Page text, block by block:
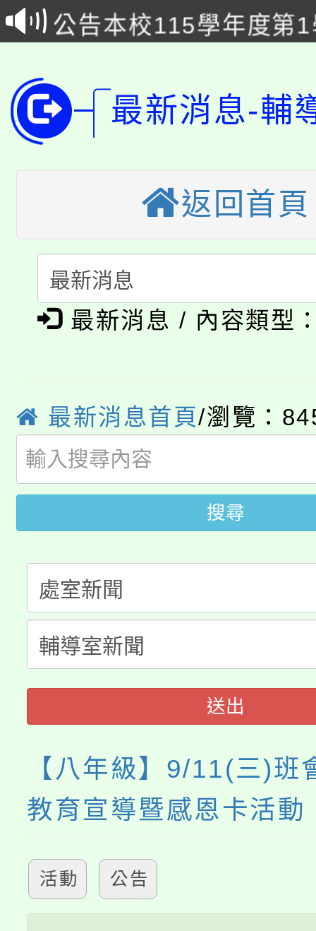
生本土語及新住民語歌
公告本校115學年度第
公告本校115學年度第
代理(課)教師甄選結果(
轉知中國文化大學推廣
《TA101》溝通分析基
程，歡迎學生輔導中心
心理、諮商輔導、社會
系所師生報名參加。
轉知苗栗縣政府辦理
門員」簡章及活動海報
踴躍報名參加。
「桃園市補助參觀特色
115年度「教育部表揚
義教育推展貢獻獎」
「2026 ART TAIPEI臺
博覽會」之「藝術教育
「2026金融保險知識
車」活動
桃園市115學年度學生
代理(課)教師甄選結果(
公告本校115學年度第
代理(課)教師甄選結果(
轉知中國文化大學推廣
《TA101》溝通分析基
程，歡迎學生輔導中心
心理、諮商輔導、社會
系所師生報名參加。
轉知苗栗縣政府辦理
縣市「校園短影音徵
踴躍報名參加。
桃園市115學年度學生
展演活動實施計畫」
115年度「教育部表揚
義教育推展貢獻獎」
「2026 ART TAIPEI臺
博覽會」之「藝術教育
最新消息-輔
返回首頁
最新消息 / 內容類型
最新消息首頁/瀏覽：
搜尋
送出
【八年級】9/11(三)班
教育宣導暨感恩卡活動
活動 公告